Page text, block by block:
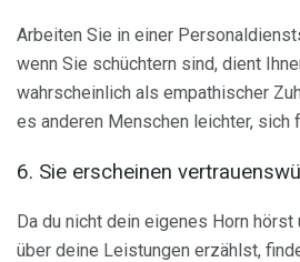
Arbeiten Sie in einer
wenn Sie schüchtern sind, dient
wahrscheinlich als empathischer
es anderen Menschen leichter, sich
6. Sie erscheinen
Da du nicht dein eigenes Horn hörst
über deine Leistungen erzählst,